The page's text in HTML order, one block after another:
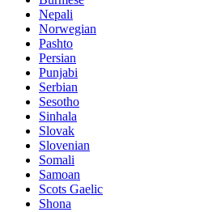
Nepali
Norwegian
Pashto
Persian
Punjabi
Serbian
Sesotho
Sinhala
Slovak
Slovenian
Somali
Samoan
Scots Gaelic
Shona